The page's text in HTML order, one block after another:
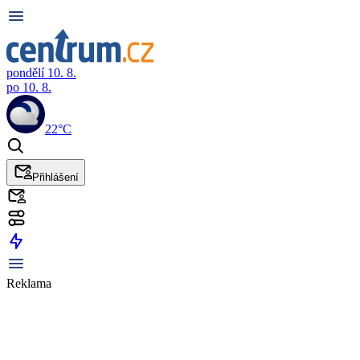
pondělí 10. 8.
po 10. 8.
22°C
Přihlášení
Reklama